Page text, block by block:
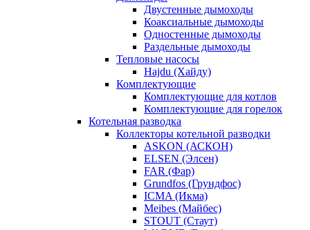
Двустенные дымоходы
Коаксиальные дымоходы
Одностенные дымоходы
Раздельные дымоходы
Тепловые насосы
Hajdu (Хайду)
Комплектующие
Комплектующие для котлов
Комплектующие для горелок
Котельная разводка
Коллекторы котельной разводки
ASKON (АСКОН)
ELSEN (Элсен)
FAR (Фар)
Grundfos (Грундфос)
ICMA (Икма)
Meibes (Майбес)
STOUT (Стаут)